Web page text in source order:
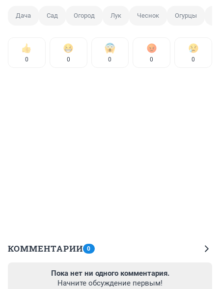
Дача Сад Огород Лук Чеснок Огурцы
0 0 0 0 0
КОММЕНТАРИИ 0
Пока нет ни одного комментария.
Начните обсуждение первым!